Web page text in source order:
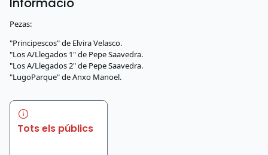
Pezas:
"Principescos" de Elvira Velasco.
"Los A/Llegados 1" de Pepe Saavedra.
"Los A/Llegados 2" de Pepe Saavedra.
"LugoParque" de Anxo Manoel.
Tots els públics